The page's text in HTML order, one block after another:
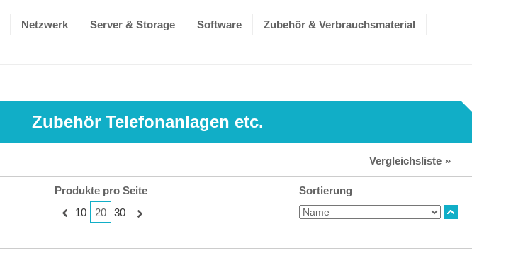
Netzwerk Server & Storage Software Zubehör & Verbrauchsmaterial
Zubehör Telefonanlagen etc.
Vergleichsliste
Produkte pro Seite
10
20 30
Sortierung